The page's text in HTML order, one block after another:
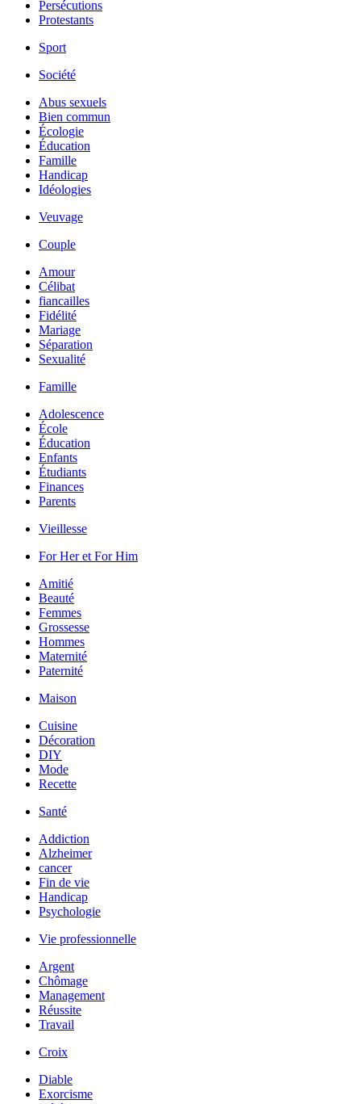
Persécutions
Protestants
Sport
Société
Abus sexuels
Bien commun
Écologie
Éducation
Famille
Handicap
Idéologies
Veuvage
Couple
Amour
Célibat
fiancailles
Fidélité
Mariage
Séparation
Sexualité
Famille
Adolescence
École
Éducation
Enfants
Étudiants
Finances
Parents
Vieillesse
For Her et For Him
Amitié
Beauté
Femmes
Grossesse
Hommes
Maternité
Paternité
Maison
Cuisine
Décoration
DIY
Mode
Recette
Santé
Addiction
Alzheimer
cancer
Fin de vie
Handicap
Psychologie
Vie professionnelle
Argent
Chômage
Management
Réussite
Travail
Croix
Diable
Exorcisme